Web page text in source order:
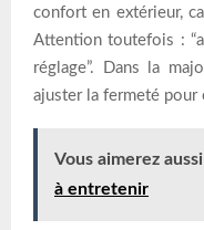
confort en extérieur,
Attention toutefois :
réglage”. Dans la
ajuster la fermeté
Vous aimerez aussi
à entretenir